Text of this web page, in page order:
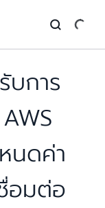
การ
นดค่า
อมต่อ